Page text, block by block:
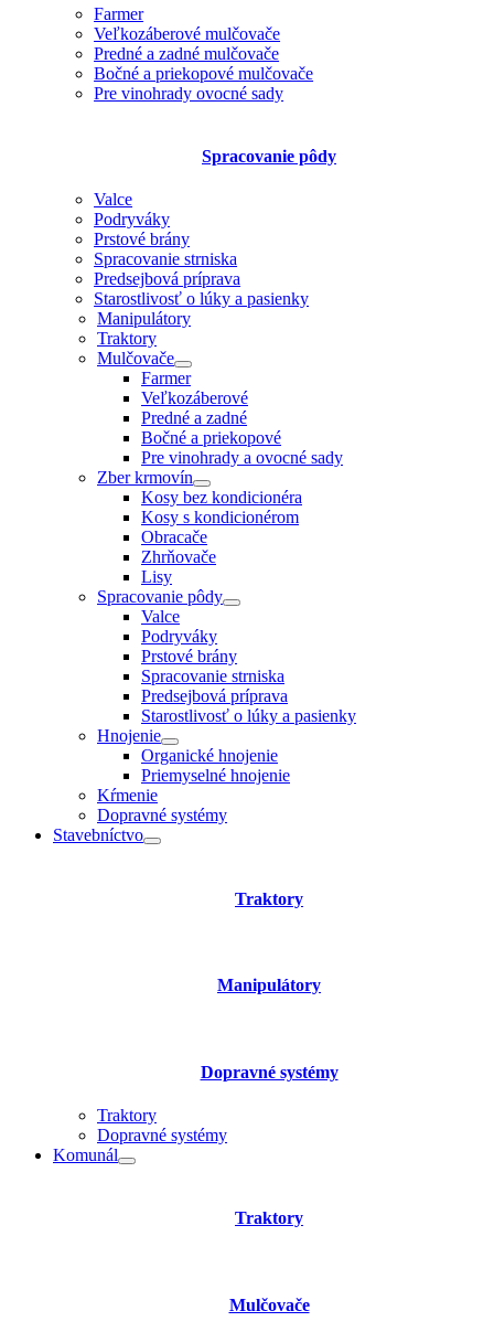
Farmer
Veľkozáberové mulčovače
Predné a zadné mulčovače
Bočné a priekopové mulčovače
Pre vinohrady ovocné sady
Spracovanie pôdy
Valce
Podryváky
Prstové brány
Spracovanie strniska
Predsejbová príprava
Starostlivosť o lúky a pasienky
Manipulátory
Traktory
Mulčovače
Farmer
Veľkozáberové
Predné a zadné
Bočné a priekopové
Pre vinohrady a ovocné sady
Zber krmovín
Kosy bez kondicionéra
Kosy s kondicionérom
Obracače
Zhrňovače
Lisy
Spracovanie pôdy
Valce
Podryváky
Prstové brány
Spracovanie strniska
Predsejbová príprava
Starostlivosť o lúky a pasienky
Hnojenie
Organické hnojenie
Priemyselné hnojenie
Kŕmenie
Dopravné systémy
Stavebníctvo
Traktory
Manipulátory
Dopravné systémy
Traktory
Dopravné systémy
Komunál
Traktory
Mulčovače